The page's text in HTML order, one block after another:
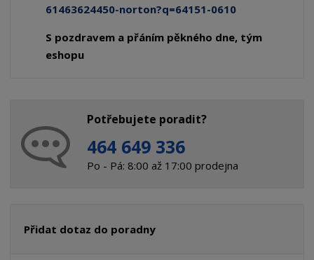
61463624450-norton?q=64151-0610
S pozdravem a přáním pěkného dne, tým
eshopu
Potřebujete poradit?
464 649 336
Po - Pá: 8:00 až 17:00 prodejna
Přidat dotaz do poradny